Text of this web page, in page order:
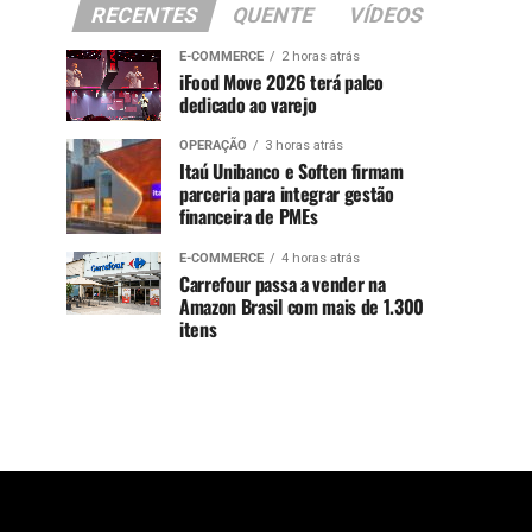
RECENTES QUENTE VÍDEOS
E-COMMERCE 2 horas atrás
iFood Move 2026 terá palco
dedicado ao varejo
OPERAÇÃO 3 horas atrás
Itaú Unibanco e Soften firmam
parceria para integrar gestão
financeira de PMEs
E-COMMERCE 4 horas atrás
Carrefour passa a vender na
Amazon Brasil com mais de 1.300
itens